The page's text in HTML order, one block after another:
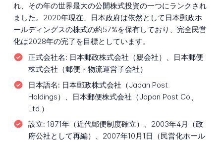
れ、その年の世界最大の公開株式投資の一つにランクされ
ました。2020年現在、日本政府は依然として日本郵政ホ
ールディングスの株式の約57%を保有しており、完全民営
化は2028年の完了を目標としています。
正式会社名: 日本郵政株式会社（親会社）、日本郵便
株式会社（郵便・物流運営子会社）
日本語名: 日本郵政株式会社（Japan Post
Holdings）、日本郵便株式会社（Japan Post Co.,
Ltd.）
設立: 1871年（近代郵便制度確立）、2003年4月（政
府公社として再編）、2007年10月1日（民営化ホール